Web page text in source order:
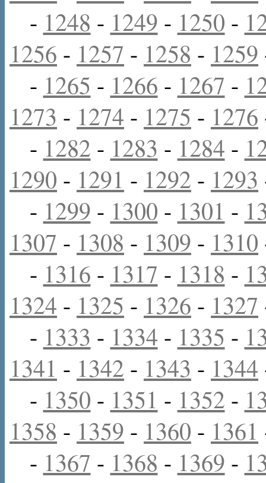
- 1248 - 1249 - 1250 -
1256 - 1257 - 1258 - 1259
- 1265 - 1266 - 1267 -
1273 - 1274 - 1275 - 1276
- 1282 - 1283 - 1284 -
1290 - 1291 - 1292 - 1293
- 1299 - 1300 - 1301 -
1307 - 1308 - 1309 - 1310
- 1316 - 1317 - 1318 -
1324 - 1325 - 1326 - 1327
- 1333 - 1334 - 1335 -
1341 - 1342 - 1343 - 1344
- 1350 - 1351 - 1352 -
1358 - 1359 - 1360 - 1361
- 1367 - 1368 - 1369 -